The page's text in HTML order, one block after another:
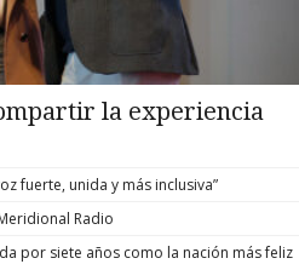
la experiencia
fuerte, unida y más inclusiva”
Radio
por siete años como la nación más feliz